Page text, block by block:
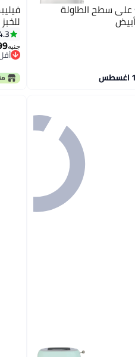
سطح الطاولة
للخبز
جنيه